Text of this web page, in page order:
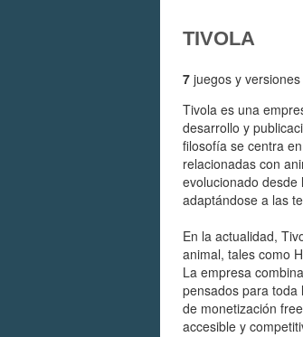
TIVOLA
7 juegos y
Tivola es una
desarrollo y
filosofía se centra
relacionadas con
evolucionado desde
adaptándose a las
En la actualidad,
animal, tales como
La empresa
pensados para toda
de monetización
accesible y